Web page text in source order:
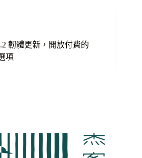
韌體更新，開放付費的
項